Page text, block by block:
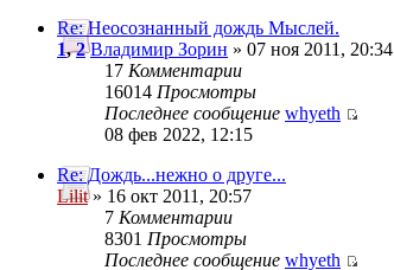
Re: Неосознанный дождь Мыслей.
1,2 Владимир Зорин » 07 ноя 2011, 20:34
17 Комментарии
16014 Просмотры
Последнее сообщение whyeth
08 фев 2022, 12:15
Re: Дождь...нежно о друге...
Lilit» 16 окт 2011, 20:57
7 Комментарии
8301 Просмотры
Последнее сообщение whyeth